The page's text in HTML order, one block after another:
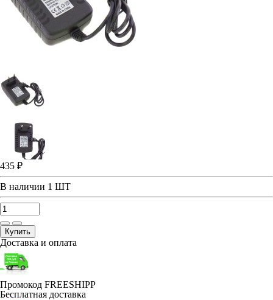
435 ₽
В наличии 1 ШТ
Купить
Доставка и оплата
Промокод FREESHIPP
Бесплатная доставка